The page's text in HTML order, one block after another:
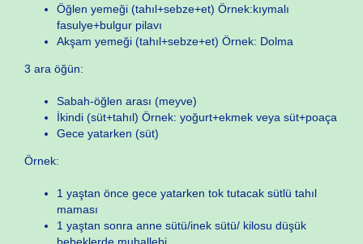
Öğlen yemeği (tahıl+sebze+et) Örnek:kıymalı
fasulye+bulgur pilavı
Akşam yemeği (tahıl+sebze+et) Örnek: Dolma
3 ara öğün:
Sabah-öğlen arası (meyve)
İkindi (süt+tahıl) Örnek: yoğurt+ekmek veya süt+poaça
Gece yatarken (süt)
Örnek:
1 yaştan önce gece yatarken tok tutacak sütlü tahıl
maması
1 yaştan sonra anne sütü/inek sütü/ kilosu düşük